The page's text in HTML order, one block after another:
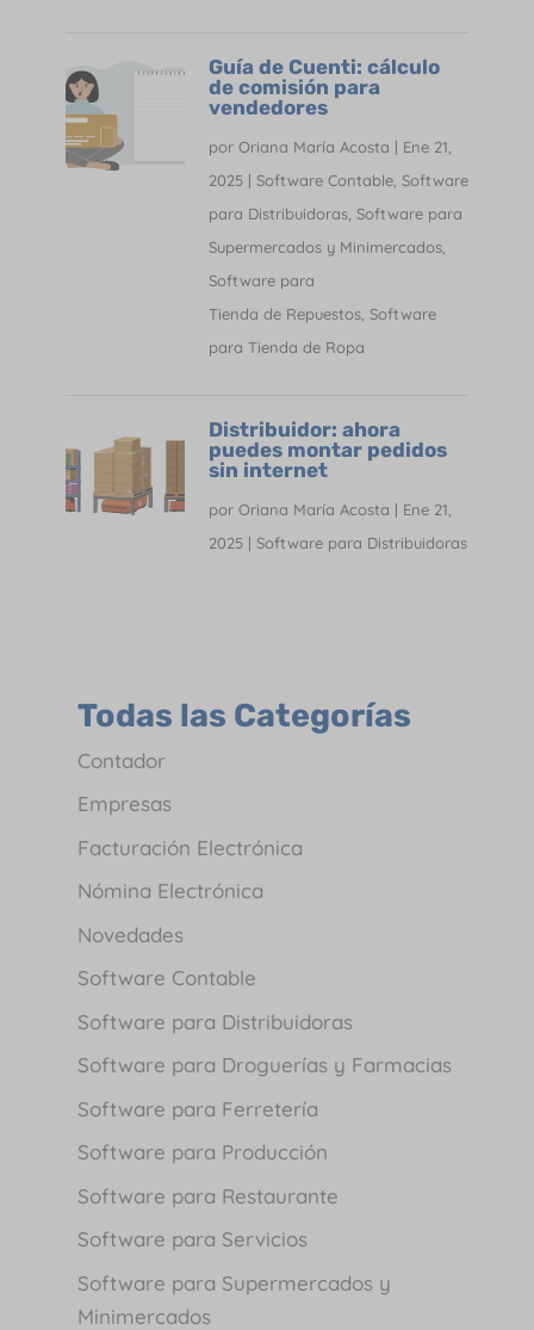
Guía de Cuenti: cálculo
de comisión para
vendedores
por Oriana María Acosta | Ene 21,
2025| Software Contable, Software
para Distribuidoras, Software para
Supermercados y Minimercados,
Software para
Tienda de Repuestos, Software
para Tienda de Ropa
Distribuidor: ahora
puedes montar pedidos
sin internet
por Oriana María Acosta | Ene 21,
2025| Software para Distribuidoras
Todas las Categorías
Contador
Empresas
Facturación Electrónica
Nómina Electrónica
Novedades
Software Contable
Software para Distribuidoras
Software para Droguerías y Farmacias
Software para Ferretería
Software para Producción
Software para Restaurante
Software para Servicios
Software para Supermercados y
Minimercados